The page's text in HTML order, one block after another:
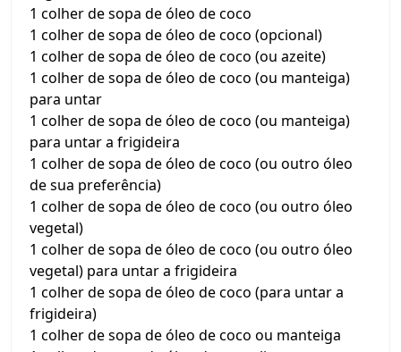
1 colher de sopa de óleo de coco
1 colher de sopa de óleo de coco (opcional)
1 colher de sopa de óleo de coco (ou azeite)
1 colher de sopa de óleo de coco (ou manteiga)
para untar
1 colher de sopa de óleo de coco (ou manteiga)
para untar a frigideira
1 colher de sopa de óleo de coco (ou outro óleo
de sua preferência)
1 colher de sopa de óleo de coco (ou outro óleo
vegetal)
1 colher de sopa de óleo de coco (ou outro óleo
vegetal) para untar a frigideira
1 colher de sopa de óleo de coco (para untar a
frigideira)
1 colher de sopa de óleo de coco ou manteiga